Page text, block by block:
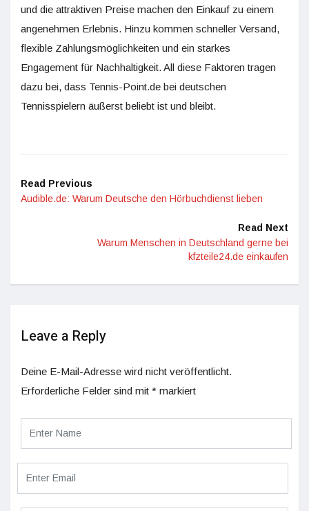
und die attraktiven Preise machen den Einkauf zu einem
angenehmen Erlebnis. Hinzu kommen schneller Versand,
flexible Zahlungsmöglichkeiten und ein starkes
Engagement für Nachhaltigkeit. All diese Faktoren tragen
dazu bei, dass Tennis-Point.de bei deutschen
Tennisspielern äußerst beliebt ist und bleibt.
Read Previous
Audible.de: Warum Deutsche den Hörbuchdienst lieben
Read Next
Warum Menschen in Deutschland gerne bei
kfzteile24.de einkaufen
Leave a Reply
Deine E-Mail-Adresse wird nicht veröffentlicht.
Erforderliche Felder sind mit * markiert